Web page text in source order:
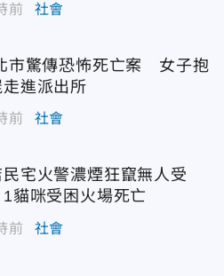
前 社會
市驚傳恐怖死亡案 女子抱
走進派出所
前 社會
宅火警濃煙狂竄無人受
咪受困火場死亡
前 社會